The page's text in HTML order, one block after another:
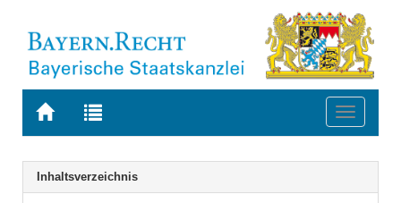
Zur
BAYERN.RECHT
Zur
letzten
Suche
Toggle
Navigation
Inhaltsverzeichnis